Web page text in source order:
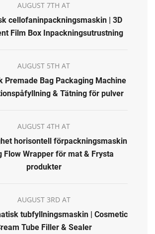
AUGUST 7TH AT
cellofaninpackningsmaskin | 3D
Film Box Inpackningsutrustning
AUGUST 5TH AT
Premade Bag Packaging Machine
& Tätning för pulver
AUGUST 4TH AT
horisontell förpackningsmaskin
Flow Wrapper för mat & Frysta
produkter
AUGUST 3RD AT
tubfyllningsmaskin | Cosmetic
Tube Filler & Sealer